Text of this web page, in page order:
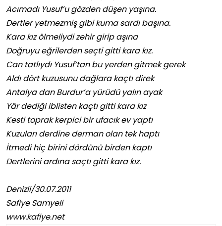
Acımadı Yusuf’u gözden düşen yaşına.
Dertler yetmezmiş gibi kuma sardı başına.
Kara kız ölmeliydi zehir girip aşına
Doğruyu eğrilerden seçti gitti kara kız.
Can tatlıydı Yusuf’tan bu yerden gitmek gerek
Aldı dört kuzusunu dağlara kaçtı direk
Antalya dan Burdur’a yürüdü yalın ayak
Yâr dediği iblisten kaçtı gitti kara kız
Kesti toprak kerpici bir ufacık ev yaptı
Kuzuları derdine derman olan tek haptı
İtmedi hiç birini dördünü birden kaptı
Dertlerini ardına saçtı gitti kara kız.
Denizli/30.07.2011
Safiye Samyeli
www.kafiye.net